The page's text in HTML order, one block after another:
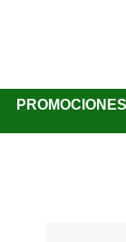
PROMOCIONES